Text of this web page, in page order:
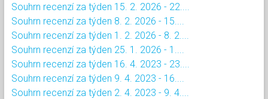
Souhrn recenzí za týden 15. 2. 2026 - 22....
Souhrn recenzí za týden 8. 2. 2026 - 15....
Souhrn recenzí za týden 1. 2. 2026 - 8. 2....
Souhrn recenzí za týden 25. 1. 2026 - 1....
Souhrn recenzí za týden 16. 4. 2023 - 23....
Souhrn recenzí za týden 9. 4. 2023 - 16....
Souhrn recenzí za týden 2. 4. 2023 - 9. 4....